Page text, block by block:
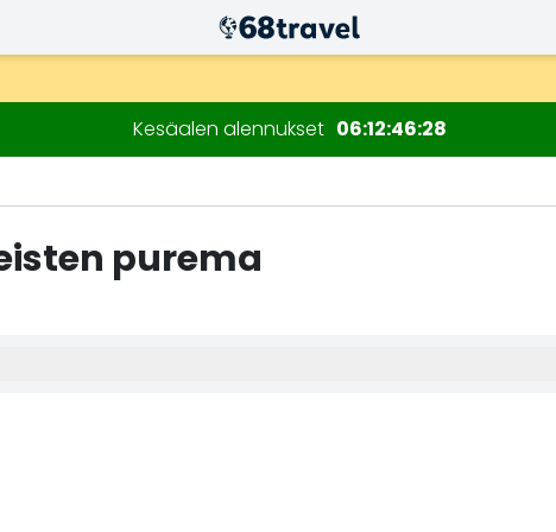
kuluessa)
Kesäalen alennukset 06 12 46 27
purema